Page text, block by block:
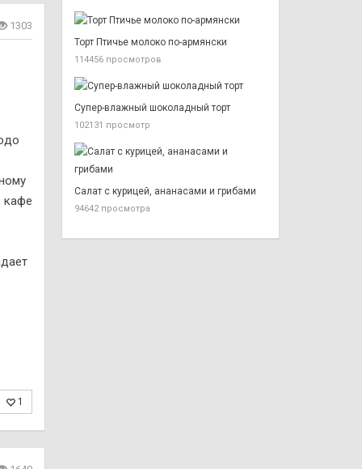
1303
кафе
1
Торт Птичье молоко по-армянски
114456 просмотров
Супер-влажный шоколадный торт
102131 просмотр
Салат с курицей, ананасами и грибами
94642 просмотра